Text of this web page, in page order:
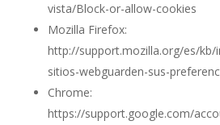
vista/Block-or-allow-cookies
Mozilla Firefox:
http://support.mozilla.org/es/kb/
sitios-webguarden-sus-
Chrome:
https://support.google.com/